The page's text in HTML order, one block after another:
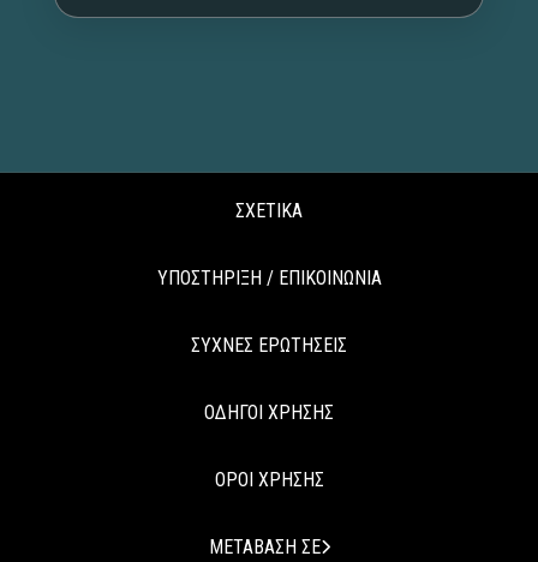
ΣΧΕΤΙΚΑ
ΥΠΟΣΤΗΡΙΞΗ / ΕΠΙΚΟΙΝΩΝΙΑ
ΣΥΧΝΕΣ ΕΡΩΤΗΣΕΙΣ
ΟΔΗΓΟΙ ΧΡΗΣΗΣ
ΟΡΟΙ ΧΡΗΣΗΣ
ΜΕΤΑΒΑΣΗ ΣΕ